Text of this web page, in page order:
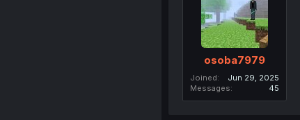
osoba7979
Joined
Jun 29, 2025
Messages
45